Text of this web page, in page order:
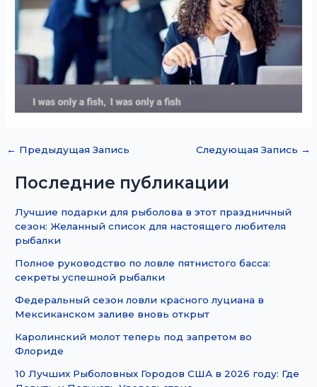
← Предыдущая Запись Следующая Запись →
Последние публикации
Лучшие подарки для рыболова в этот праздничный
сезон: Желанный список для настоящего любителя
рыбалки
Полное руководство по ловле пятнистого басса:
секреты успешной рыбалки
Федеральный сезон ловли красного луциана в
Мексиканском заливе вновь открыт
Каролинский молот теперь под запретом во
Флориде
10 Лучших Рыболовных Городов США в 2026 году: Где